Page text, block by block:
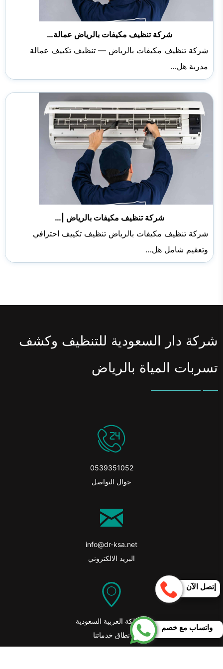
شركة تنظيف مكيفات بالرياض عمالة…
شركة تنظيف مكيفات بالرياض — تنظيف تكييف عمالة
مدربة هل…
شركة تنظيف مكيفات بالرياض |…
شركة تنظيف مكيفات بالرياض تنظيف تكييف احترافي
وتعقيم شامل هل…
شركة دار السعودية للتنظيف وكشف
تسربات المياة بالرياض
0539351052
جوال التواصل
info@dr-ksa.net
البريد الالكتروني
المملكة العربية السعودية
نطاق خدماتنا
إتصل الآن
واتساب مع خصم